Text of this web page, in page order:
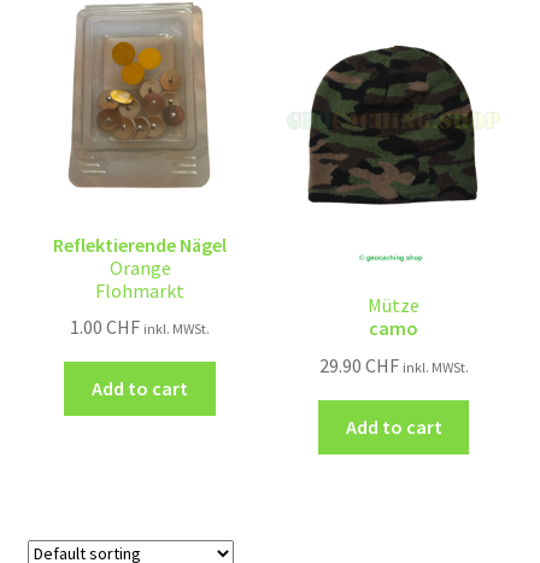
Reflektierende Nägel
Orange
Flohmarkt
1.00CHF inkl. MWSt.
Add to cart
Mütze
camo
29.90 CHF inkl. MWSt.
Add to cart